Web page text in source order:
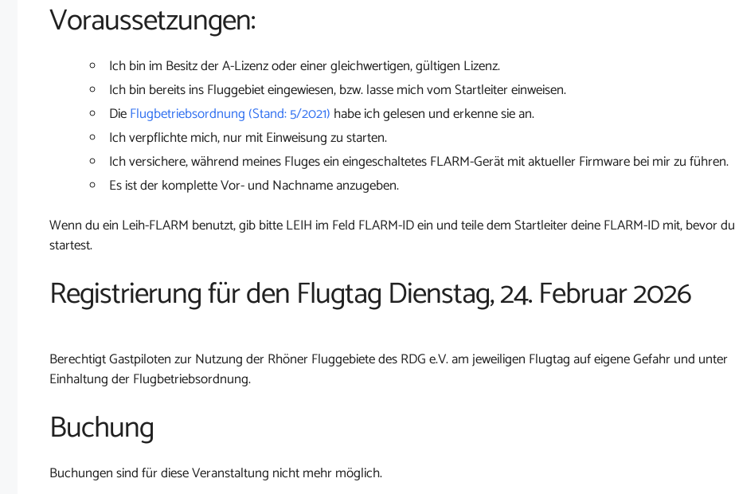
Voraussetzungen:
Ich bin im Besitz der A-Lizenz oder einer gleichwertigen, gültigen Lizenz.
Ich bin bereits ins Fluggebiet eingewiesen, bzw. lasse mich vom Startleiter einweisen.
DieFlugbetriebsordnung (Stand: 5/2021) habe ich gelesen und erkenne sie an.
Ich verpflichte mich, nur mit Einweisung zu starten.
Ich versichere, während meines Fluges ein eingeschaltetes FLARM-Gerät mit aktueller Firmware bei mir zu führen.
Es ist der komplette Vor- und Nachname anzugeben.
Wenn du ein Leih-FLARM benutzt, gib bitte LEIH im Feld FLARM-ID ein und teile dem Startleiter deine FLARM-ID mit, bevor du
startest.
Registrierung für den Flugtag Dienstag, 24. Februar 2026
Berechtigt Gastpiloten zur Nutzung der Rhöner Fluggebiete des RDG e.V. am jeweiligen Flugtag auf eigene Gefahr und unter
Einhaltung der Flugbetriebsordnung.
Buchung
Buchungen sind für diese Veranstaltung nicht mehr möglich.